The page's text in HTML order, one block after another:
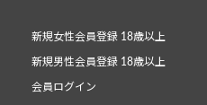
新規女性会員登録 18歳以上
新規男性会員登録 18歳以上
会員ログイン